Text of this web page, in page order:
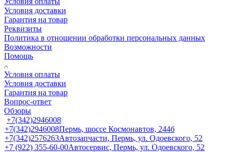
Условия доставки
Гарантия на товар
Реквизиты
Политика в отношении обработки персональных данных
Возможности
Помощь
Условия оплаты
Условия доставки
Гарантия на товар
Вопрос-ответ
Обзоры
+7(342)2946008
+7(342)2946008Пермь, шоссе Космонавтов, 244б
+7(342)2576263Автозапчасти, Пермь, ул. Одоевского, 52
+7 (922) 355-60-00Автосервис, Пермь, ул. Одоевского, 52